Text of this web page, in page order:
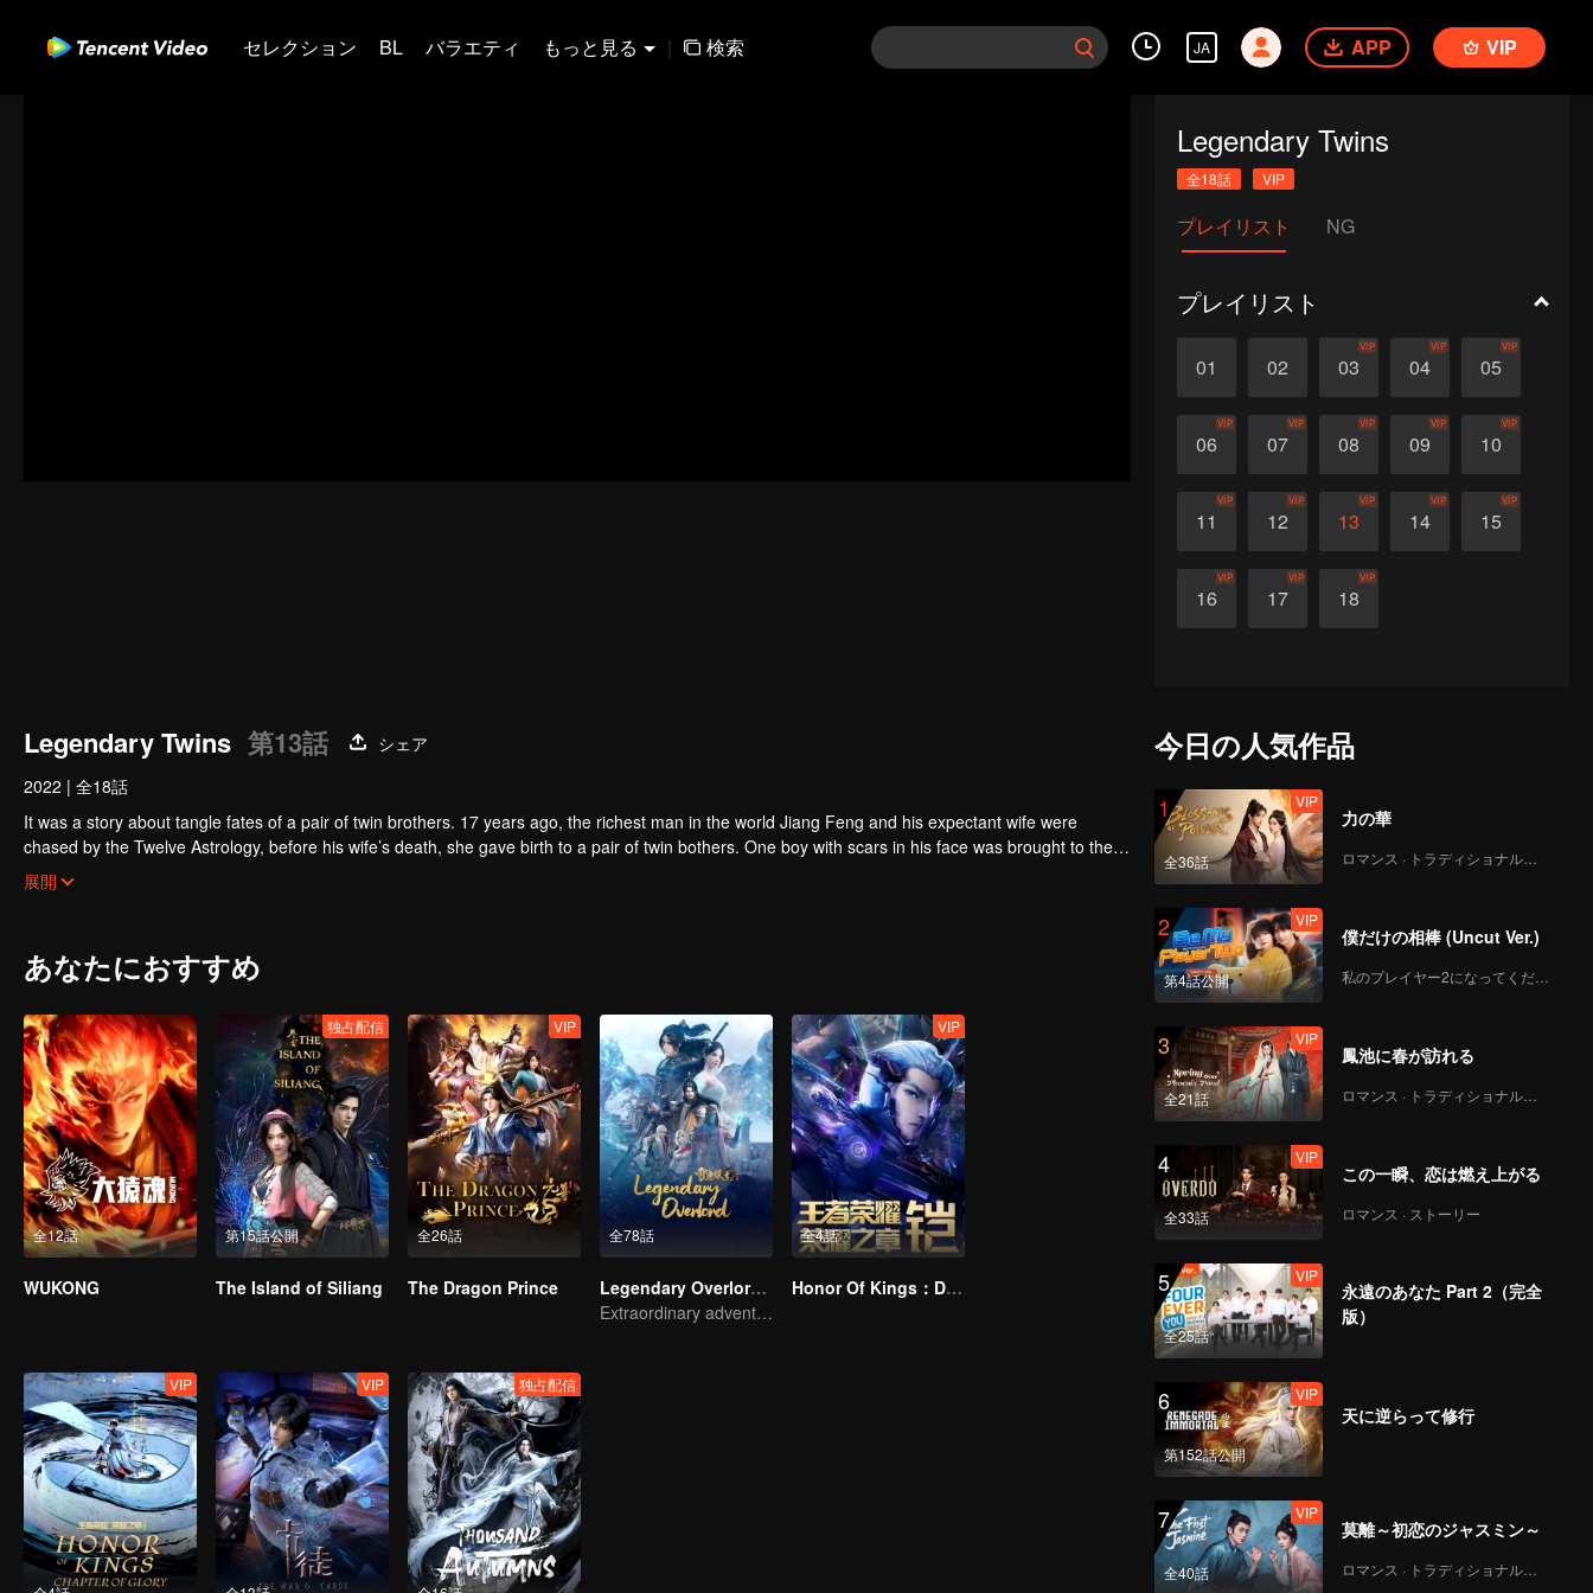
セレクション BL バラエティ もっと見る | 検索 JA APP VIP
Legendary Twins
全18話 VIP
プレイリスト NG
プレイリスト
01 02 03
VIP
04
VIP
05
VIP
06
VIP
07
VIP
08
VIP
09
VIP
10
VIP
11
VIP
12
VIP
13
VIP
14
VIP
15
VIP
16
VIP
17
VIP
18
VIP
Legendary Twins 第13話
シェア
2022 | 全18話
It was a story about tangle fates of a pair of twin brothers. 17 years ago, the richest man in the world Jiang Feng and his expectant wife were
chased by the Twelve Astrology, before his wife’s death, she gave birth to a pair of twin bothers. One boy with scars in his face was brought to the
Villains' Valley, the other boy was brought to the forbidden area in the Martial arts World, Palace Yihua.
After many years, the young man with scars in his face Jiang Xiaoyu was brought up by five evils in the Villains' Valley and wanted to be the first
villain in the world. Hua Wuque did good deeds and destroyed evil in the spirit of defending traditional moral principles.
展開
あなたにおすすめ
全12話
WUKONG
第15話公開
独占配信
The Island of Siliang
全26話
VIP
The Dragon Prince
全78話
Legendary Overlord S2
Extraordinary adventure, a teenager reborn from adversity.
全4話
VIP
Honor Of Kings：Destiny
VIP VIP 独占配信
今日の人気作品
1
全36話
VIP
力の華
ロマンス · トラディショナル・コスチューム
2
第4話公開
VIP
僕だけの相棒 (Uncut Ver.)
私のプレイヤー2になってください
3
全21話
VIP
鳳池に春が訪れる
ロマンス · トラディショナル・コスチューム
4
全33話
VIP
この一瞬、恋は燃え上がる
ロマンス · ストーリー
5
全25話
VIP
永遠のあなた Part 2（完全
版）
6
第152話公開
VIP
天に逆らって修行
7
全40話
VIP
莫離～初恋のジャスミン～
ロマンス · トラディショナル・コスチューム